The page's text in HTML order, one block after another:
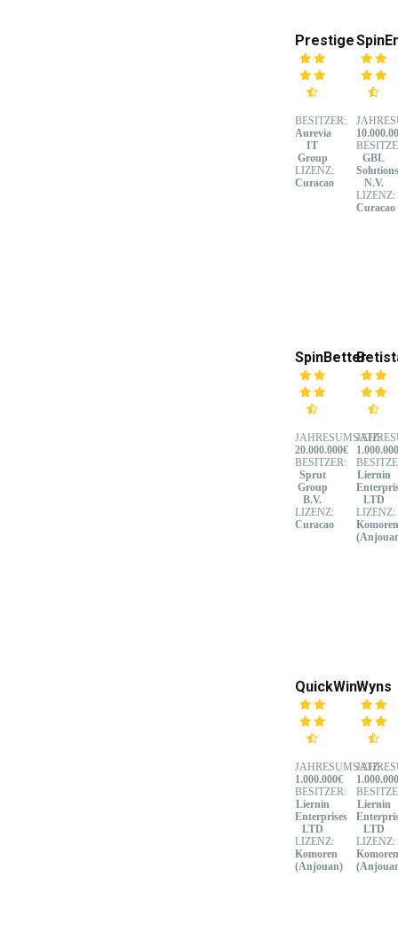
Prestige
BESITZER:
Aurevia
IT
Group
LIZENZ:
Curacao
GBL
Solutions
N.V.
LIZENZ:
Curacao
SpinBetter
JAHRESUMSATZ:
20.000.000€
BESITZER:
Sprut
Group
B.V.
LIZENZ:
Curacao
Liernin
LTD
LIZENZ:
Komoren
QuickWin
JAHRESUMSATZ:
1.000.000€
BESITZER:
Liernin
Enterprises
LTD
LIZENZ:
Komoren
(Anjouan)
Wyns
Liernin
LTD
LIZENZ:
Komoren